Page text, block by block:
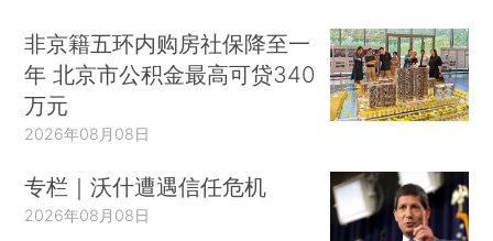
非京籍五环内购房社保降至一
年 北京市公积金最高可贷340
万元
2026年08月08日
专栏｜沃什遭遇信任危机
2026年08月08日